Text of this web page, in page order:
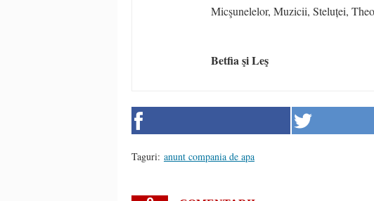
Micşunelelor, Muzicii, Steluței,
Betfia şi Leş
Taguri: anunt compania de apa